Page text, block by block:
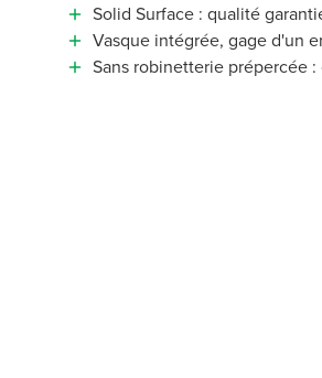
Solid Surface : qualité
Vasque intégrée, gage d'un
Sans robinetterie prépercée